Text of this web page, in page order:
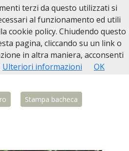
Biellese Giuseppe Turricelli
Stampa bacheca
terzi da questo utilizzati si
al funzionamento ed utili
cookie policy. Chiudendo questo
pagina, cliccando su un link o
in altra maniera, acconsenti
Ulteriori informazioni OK